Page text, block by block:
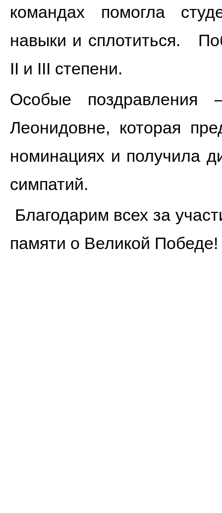
командах помогла
навыки и сплотиться.
II и III степени.
Особые поздравления
Леонидовне, которая
номинациях и получила
симпатий.
Благодарим всех за
памяти о Великой Победе!